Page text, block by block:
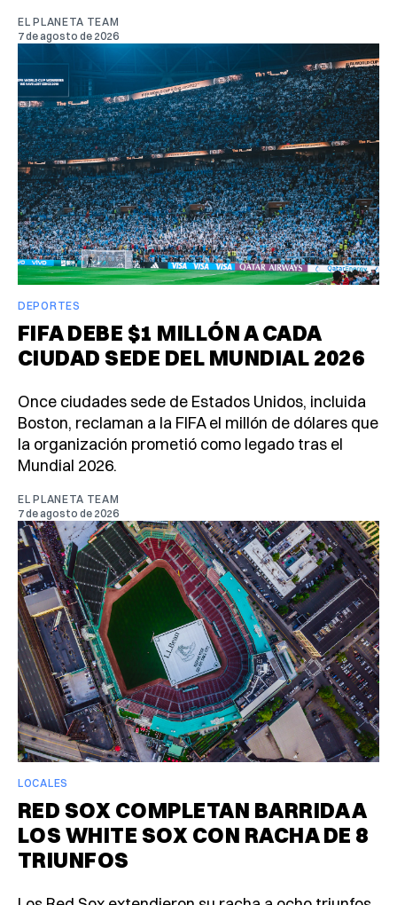
EL PLANETA TEAM
7 de agosto de 2026
DEPORTES
FIFA DEBE $1 MILLÓN A CADA
CIUDAD SEDE DEL MUNDIAL 2026
Once ciudades sede de Estados Unidos, incluida
Boston, reclaman a la FIFA el millón de dólares que
la organización prometió como legado tras el
Mundial 2026.
EL PLANETA TEAM
7 de agosto de 2026
LOCALES
RED SOX COMPLETAN BARRIDA A
LOS WHITE SOX CON RACHA DE 8
TRIUNFOS